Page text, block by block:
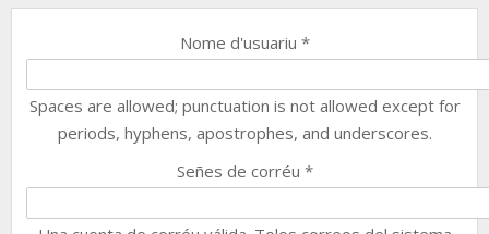
Nome d'usuariu *
Spaces are allowed; punctuation is not allowed except for
periods, hyphens, apostrophes, and underscores.
Señes de corréu *